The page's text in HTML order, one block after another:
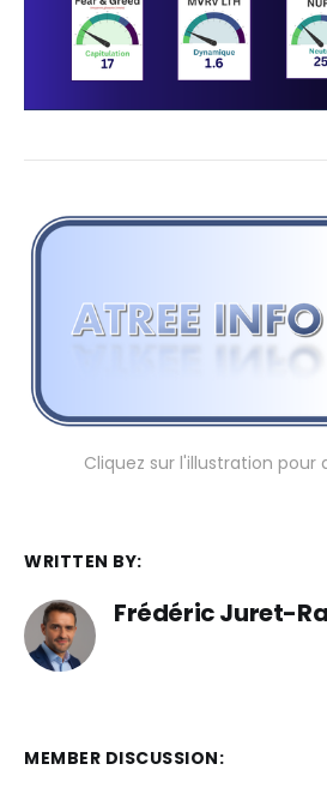
Cliquez sur l'illustration pour
WRITTEN BY:
Frédéric Juret-
MEMBER DISCUSSION: